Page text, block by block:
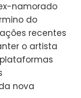
namorado
do
recentes
o artista
nova